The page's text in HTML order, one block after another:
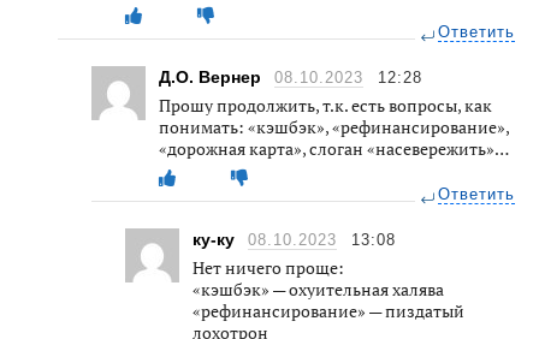
Ответить
Д.О. Вернер 08.10.2023 12:28
Прошу продолжить, т.к. есть вопросы, как
понимать: «кэшбэк», «рефинансирование»,
«дорожная карта», слоган «насевережить»…
Ответить
ку-ку 08.10.2023 13:08
Нет ничего проще:
«кэшбэк» — охуительная халява
«рефинансирование» — пиздатый
лохотрон